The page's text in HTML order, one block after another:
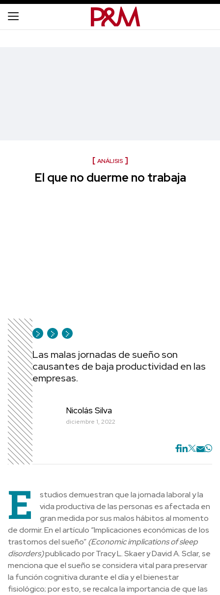
ANÁLISIS
El que no duerme no trabaja
Las malas jornadas de sueño son
causantes de baja productividad en las
empresas.
Nicolás Silva
diciembre 1, 2022
E
studios demuestran que la jornada laboral y la
vida productiva de las personas es afectada en
gran medida por sus malos hábitos al momento
de dormir. En el artículo “Implicaciones económicas de los
trastornos del sueño”(Economic implications of sleep
disorders)publicado por Tracy L. Skaer y David A. Sclar, se
menciona que el sueño se considera vital para preservar
la función cognitiva durante el día y el bienestar
fisiológico; por esto, se recalca la importancia de que las